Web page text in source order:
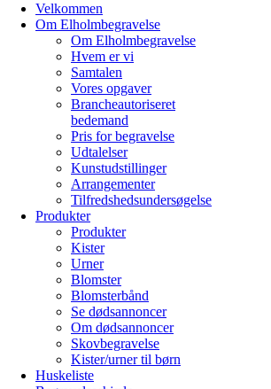
Velkommen
Om Elholmbegravelse
Om Elholmbegravelse
Hvem er vi
Samtalen
Vores opgaver
Brancheautoriseret
bedemand
Pris for begravelse
Udtalelser
Kunstudstillinger
Arrangementer
Tilfredshedsundersøgelse
Produkter
Produkter
Kister
Urner
Blomster
Blomsterbånd
Se dødsannoncer
Om dødsannoncer
Skovbegravelse
Kister/urner til børn
Huskeliste